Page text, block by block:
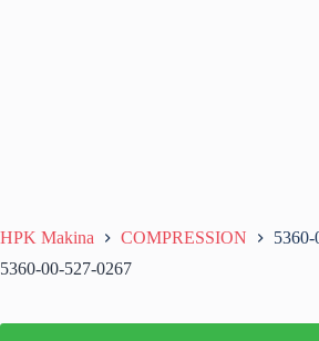
HPK Makina COMPRESSION
5360-
5360-00-527-0267